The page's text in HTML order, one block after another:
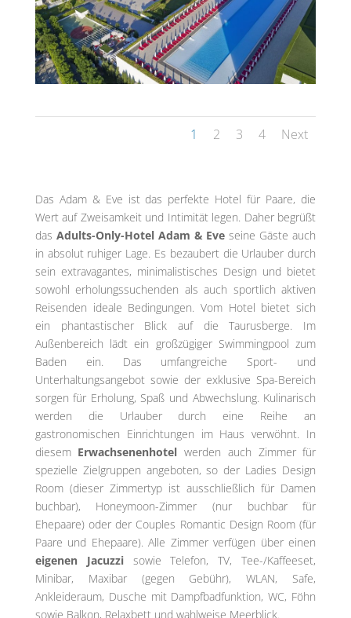
1 2 3 4 Next
Das Adam & Eve ist das perfekte Hotel für Paare, die
Wert auf Zweisamkeit und Intimität legen. Daher begrüßt
das Adults-Only-Hotel Adam & Eve seine Gäste auch
in absolut ruhiger Lage. Es bezaubert die Urlauber durch
sein extravagantes, minimalistisches Design und bietet
sowohl erholungssuchenden als auch sportlich aktiven
Reisenden ideale Bedingungen. Vom Hotel bietet sich
ein phantastischer Blick auf die Taurusberge. Im
Außenbereich lädt ein großzügiger Swimmingpool zum
Baden ein. Das umfangreiche Sport- und
Unterhaltungsangebot sowie der exklusive Spa-Bereich
sorgen für Erholung, Spaß und Abwechslung. Kulinarisch
werden die Urlauber durch eine Reihe an
gastronomischen Einrichtungen im Haus verwöhnt. In
diesem Erwachsenenhotel werden auch Zimmer für
spezielle Zielgruppen angeboten, so der Ladies Design
Room (dieser Zimmertyp ist ausschließlich für Damen
buchbar), Honeymoon-Zimmer (nur buchbar für
Ehepaare) oder der Couples Romantic Design Room (für
Paare und Ehepaare). Alle Zimmer verfügen über einen
eigenen Jacuzzisowie Telefon, TV, Tee-/Kaffeeset,
Minibar, Maxibar (gegen Gebühr), WLAN, Safe,
Ankleideraum, Dusche mit Dampfbadfunktion, WC, Föhn
sowie Balkon, Relaxbett und wahlweise Meerblick.